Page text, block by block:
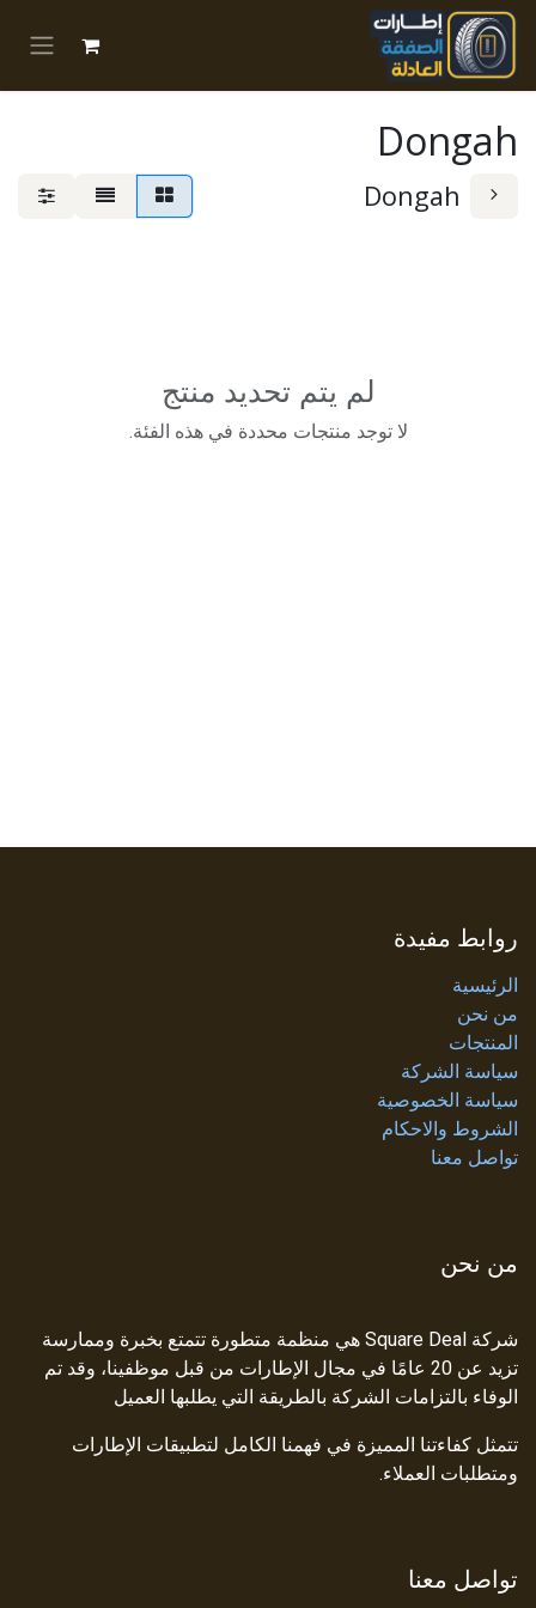
تخطي للذهاب إلى المحتوى
Dongah
Dongah
لم يتم تحديد منتج
لا توجد منتجات محددة في هذه الفئة.
روابط مفيدة
الرئيسية
من نحن
المنتجات
سياسة الشركة
سياسة الخصوصية
الشروط والاحكام
تواصل معنا
من نحن
شركة Square Deal هي منظمة متطورة تتمتع بخبرة وممارسة
تزيد عن 20 عامًا في مجال الإطارات من قبل موظفينا، وقد تم
الوفاء بالتزامات الشركة بالطريقة التي يطلبها العميل
تتمثل كفاءتنا المميزة في فهمنا الكامل لتطبيقات الإطارات
ومتطلبات العملاء.
تواصل معنا